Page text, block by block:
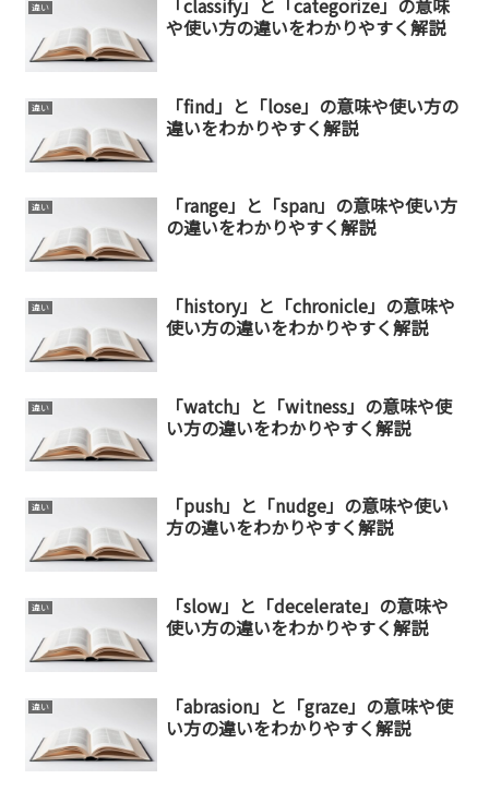
違い
「classify」と「categorize」の意味
や使い方の違いをわかりやすく解説
違い
「find」と「lose」の意味や使い方の
違いをわかりやすく解説
違い
「range」と「span」の意味や使い方
の違いをわかりやすく解説
違い
「history」と「chronicle」の意味や
使い方の違いをわかりやすく解説
違い
「watch」と「witness」の意味や使
い方の違いをわかりやすく解説
違い
「push」と「nudge」の意味や使い
方の違いをわかりやすく解説
違い
「slow」と「decelerate」の意味や
使い方の違いをわかりやすく解説
違い
「abrasion」と「graze」の意味や使
い方の違いをわかりやすく解説